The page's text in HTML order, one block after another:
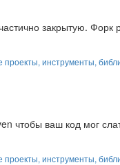
закрытую. Форк
проекты, инструменты,
чтобы ваш код мог
проекты, инструменты,